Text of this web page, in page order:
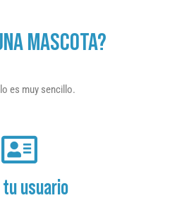
MASCOTA?
es muy sencillo.
tu usuario